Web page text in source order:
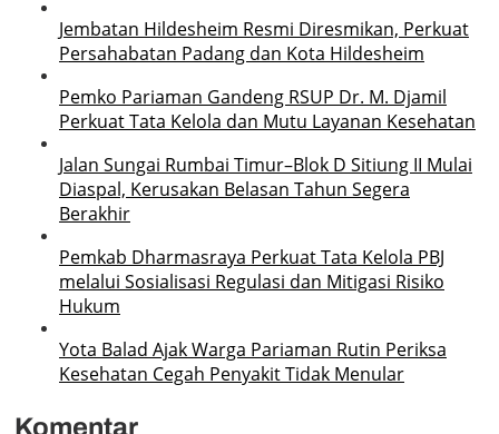
Jembatan Hildesheim Resmi Diresmikan, Perkuat
Persahabatan Padang dan Kota Hildesheim
Pemko Pariaman Gandeng RSUP Dr. M. Djamil
Perkuat Tata Kelola dan Mutu Layanan Kesehatan
Jalan Sungai Rumbai Timur–Blok D Sitiung II Mulai
Diaspal, Kerusakan Belasan Tahun Segera
Berakhir
Pemkab Dharmasraya Perkuat Tata Kelola PBJ
melalui Sosialisasi Regulasi dan Mitigasi Risiko
Hukum
Yota Balad Ajak Warga Pariaman Rutin Periksa
Kesehatan Cegah Penyakit Tidak Menular
Komentar